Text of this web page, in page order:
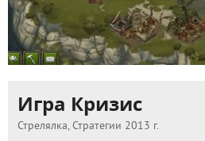
Игра Кризис
Стрелялка, Стратегии 2013 г.